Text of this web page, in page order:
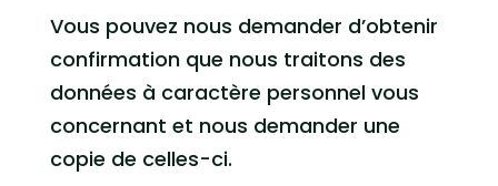
Vous pouvez nous demander d’obtenir
confirmation que nous traitons des
données à caractère personnel vous
concernant et nous demander une
copie de celles-ci.